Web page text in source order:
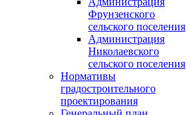
Фрунзенского
сельского поселения
Администрация
Николаевского
сельского поселения
Нормативы
градостроительного
проектирования